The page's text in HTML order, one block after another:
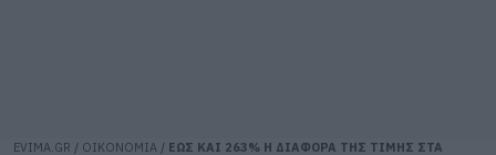
EVIMA.GR / ΟΙΚΟΝΟΜΙΑ / ΕΩΣ ΚΑΙ 263% Η ΔΙΑΦΟΡΑ ΤΗΣ ΤΙΜΗΣ ΣΤΑ